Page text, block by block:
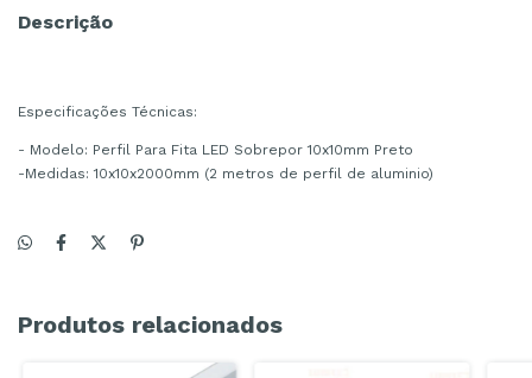
Descrição
Especificações Técnicas:
- Modelo: Perfil Para Fita LED Sobrepor 10x10mm Preto
-Medidas: 10x10x2000mm (2 metros de perfil de aluminio)
Produtos relacionados